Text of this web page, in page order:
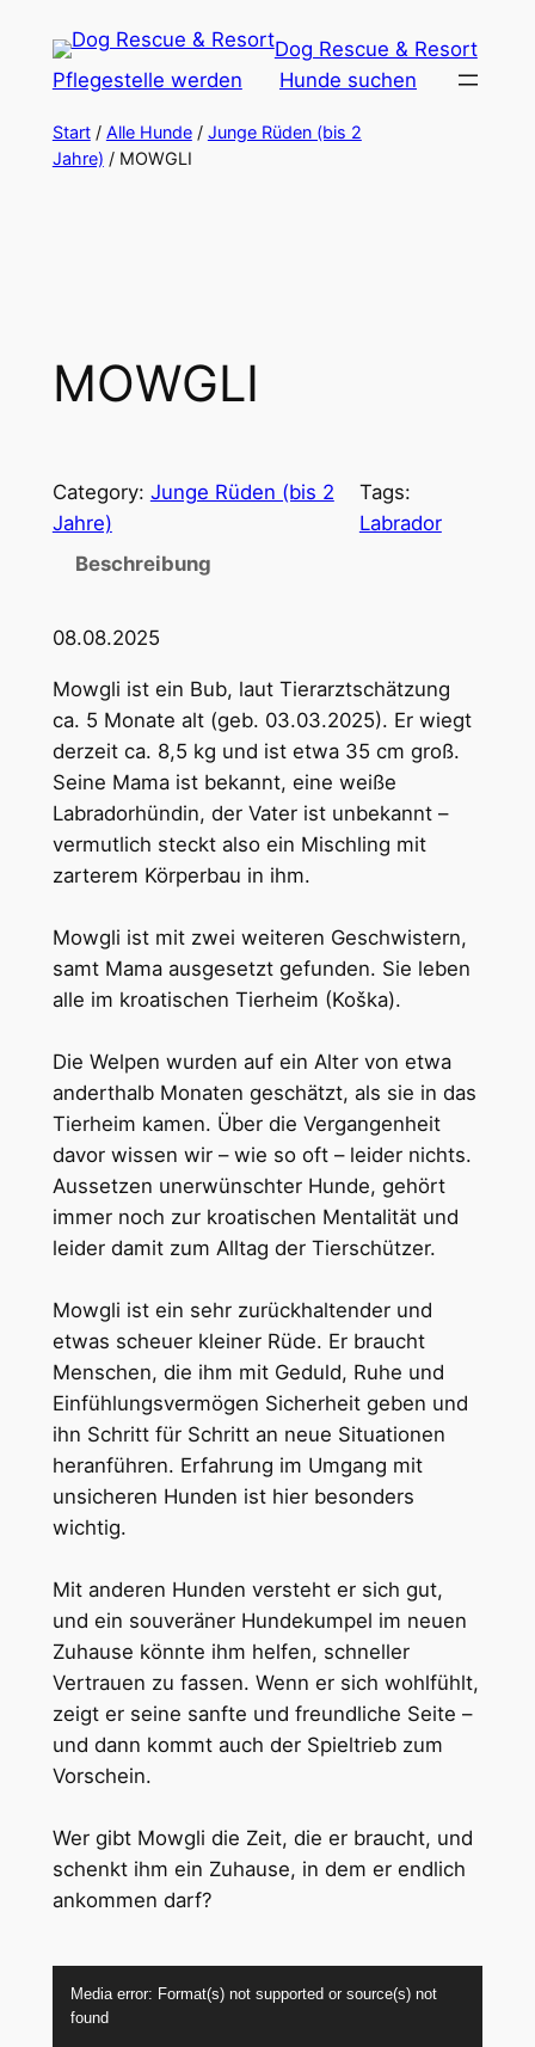
Inhalt
springen
Dog Rescue & Resort
Pflegestelle werden
Hunde suchen
Start/ Alle Hunde/ Junge Rüden (bis 2
Jahre) / MOWGLI
MOWGLI
Category: Junge Rüden (bis 2
Jahre)
Tags:
Labrador
Beschreibung
08.08.2025
Mowgli ist ein Bub, laut Tierarztschätzung
ca. 5 Monate alt (geb. 03.03.2025). Er wiegt
derzeit ca. 8,5 kg und ist etwa 35 cm groß.
Seine Mama ist bekannt, eine weiße
Labradorhündin, der Vater ist unbekannt –
vermutlich steckt also ein Mischling mit
zarterem Körperbau in ihm.
Mowgli ist mit zwei weiteren Geschwistern,
samt Mama ausgesetzt gefunden. Sie leben
alle im kroatischen Tierheim (Koška).
Die Welpen wurden auf ein Alter von etwa
anderthalb Monaten geschätzt, als sie in das
Tierheim kamen. Über die Vergangenheit
davor wissen wir – wie so oft – leider nichts.
Aussetzen unerwünschter Hunde, gehört
immer noch zur kroatischen Mentalität und
leider damit zum Alltag der Tierschützer.
Mowgli ist ein sehr zurückhaltender und
etwas scheuer kleiner Rüde. Er braucht
Menschen, die ihm mit Geduld, Ruhe und
Einfühlungsvermögen Sicherheit geben und
ihn Schritt für Schritt an neue Situationen
heranführen. Erfahrung im Umgang mit
unsicheren Hunden ist hier besonders
wichtig.
Mit anderen Hunden versteht er sich gut,
und ein souveräner Hundekumpel im neuen
Zuhause könnte ihm helfen, schneller
Vertrauen zu fassen. Wenn er sich wohlfühlt,
zeigt er seine sanfte und freundliche Seite –
und dann kommt auch der Spieltrieb zum
Vorschein.
Wer gibt Mowgli die Zeit, die er braucht, und
schenkt ihm ein Zuhause, in dem er endlich
ankommen darf?
Player
Media error: Format(s) not supported or source(s) not
found